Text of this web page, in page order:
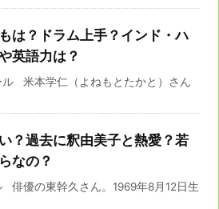
は？ドラム上手？インド・ハ
英語力は？
米本学仁（よねもとたかと）さん
？過去に釈由美子と熱愛？若
なの？
俳優の東幹久さん。1969年8月12日生